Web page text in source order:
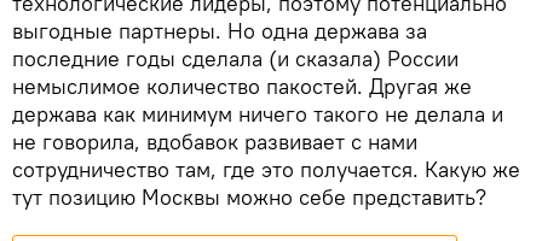
выгодные партнеры. Но одна держава за
последние годы сделала (и сказала) России
немыслимое количество пакостей. Другая же
держава как минимум ничего такого не делала и
не говорила, вдобавок развивает с нами
сотрудничество там, где это получается. Какую же
тут позицию Москвы можно себе представить?